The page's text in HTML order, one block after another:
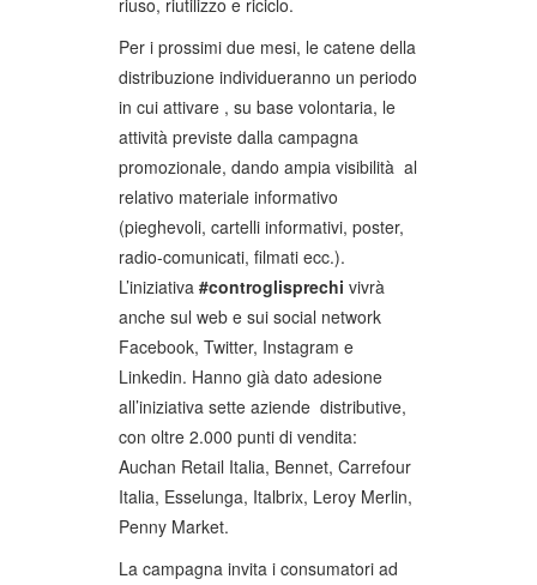
riuso, riutilizzo e riciclo.
Per i prossimi due mesi, le catene della
distribuzione individueranno un periodo
in cui attivare , su base volontaria, le
attività previste dalla campagna
promozionale, dando ampia visibilità al
relativo materiale informativo
(pieghevoli, cartelli informativi, poster,
radio-comunicati, filmati ecc.).
L’iniziativa #controglisprechi vivrà
anche sul web e sui social network
Facebook, Twitter, Instagram e
Linkedin. Hanno già dato adesione
all’iniziativa sette aziende distributive,
con oltre 2.000 punti di vendita:
Auchan Retail Italia, Bennet, Carrefour
Italia, Esselunga, Italbrix, Leroy Merlin,
Penny Market.
La campagna invita i consumatori ad